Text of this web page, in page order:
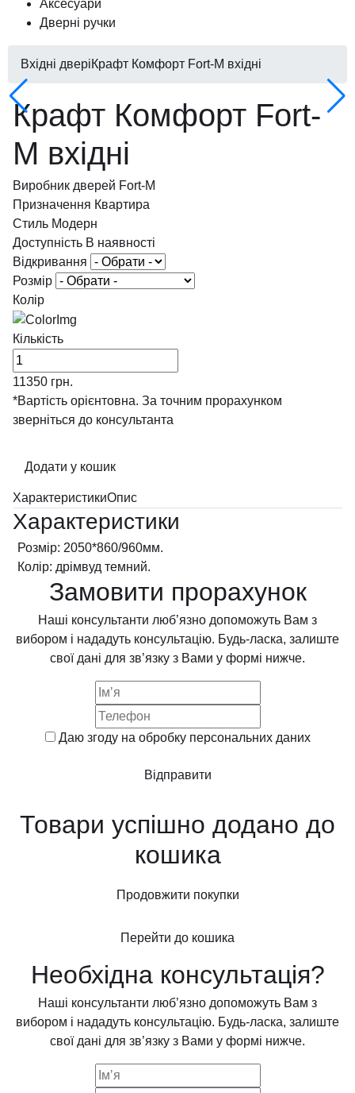
Аксесуари
Дверні ручки
Вхідні дверіКрафт Комфорт Fort-M вхідні
Крафт Комфорт Fort-
M вхідні
Виробник дверей Fort-M
Призначення Квартира
Стиль Модерн
Доступність В наявності
Відкривання
Розмір
Колір
Кількість
11350 грн.
*Вартість орієнтовна. За точним прорахунком
зверніться до консультанта
Додати у кошик
ХарактеристикиОпис
Характеристики
Розмір: 2050*860/960мм.
Колір: дрімвуд темний.
Замовити прорахунок
Наші консультанти люб’язно допоможуть Вам з
вибором і нададуть консультацію. Будь-ласка, залиште
свої дані для зв’язку з Вами у формі нижче.
Даю згоду на обробку персональних даних
Відправити
Товари успішно додано до
кошика
Продовжити покупки
Перейти до кошика
Необхідна консультація?
Наші консультанти люб’язно допоможуть Вам з
вибором і нададуть консультацію. Будь-ласка, залиште
свої дані для зв’язку з Вами у формі нижче.